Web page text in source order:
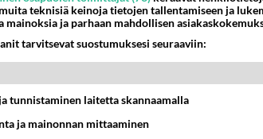
Sinkut
ei mene hyvin
liian pitkä koulumatka
teknisiä keinoja tietojen tallentamiseen ja
ja parhaan mahdollisen
tarvitsevat suostumuksesi seuraaviin:
tunnistaminen laitetta skannaamalla
ja mainonnan mittaaminen